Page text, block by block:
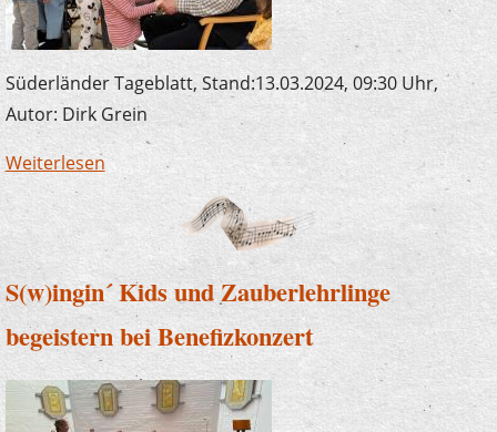
Süderländer Tageblatt, Stand:13.03.2024, 09:30 Uhr,
Autor: Dirk Grein
Weiterlesen über Die Kraft der Musik verbindet
Generationen
S(w)ingin´ Kids und Zauberlehrlinge
begeistern bei Benefizkonzert